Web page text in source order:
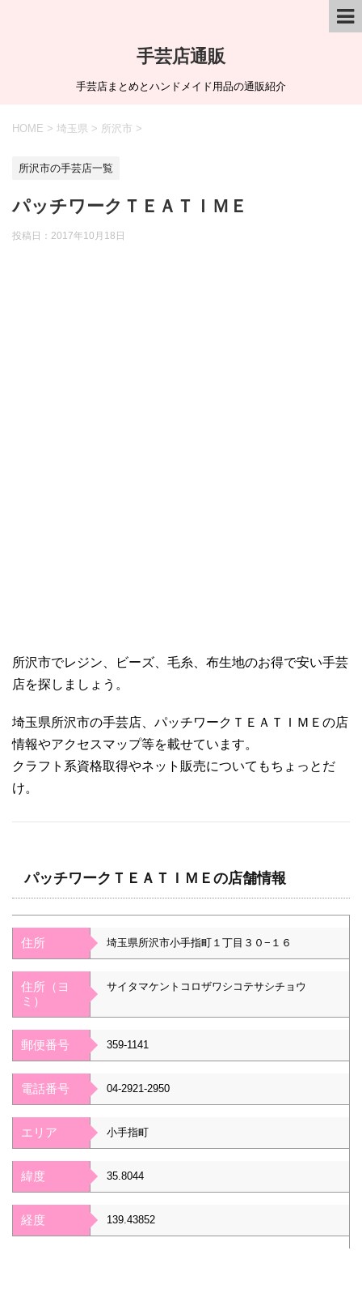
手芸店通販
手芸店まとめとハンドメイド用品の通販紹介
HOME > 埼玉県 > 所沢市 >
所沢市の手芸店一覧
パッチワークＴＥＡＴＩＭＥ
投稿日： 2017年10月18日
所沢市でレジン、ビーズ、毛糸、布生地のお得で安い手芸
店を探しましょう。
埼玉県所沢市の手芸店、パッチワークＴＥＡＴＩＭＥの店
情報やアクセスマップ等を載せています。
クラフト系資格取得やネット販売についてもちょっとだ
け。
パッチワークＴＥＡＴＩＭＥの店舗情報
住所 埼玉県所沢市小手指町１丁目３０−１６
住所（ヨ
ミ）
サイタマケントコロザワシコテサシチョウ
郵便番号 359-1141
電話番号 04-2921-2950
エリア 小手指町
緯度 35.8044
経度 139.43852